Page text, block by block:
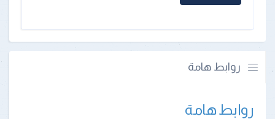
روابط هامة
روابط هامة